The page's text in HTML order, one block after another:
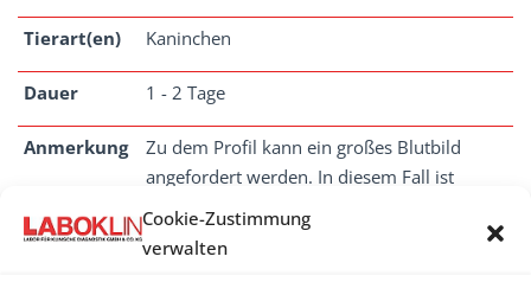
Cookie-Zustimmung
verwalten
Tierart(en) Kaninchen
Dauer 1 - 2 Tage
Anmerkung
Zu dem Profil kann ein großes Blutbild
angefordert werden. In diesem Fall ist
zusätzlich 0,5 ml Heparin-Blut oder EDTA-
Blut und ein Blutausstrich einzusenden.